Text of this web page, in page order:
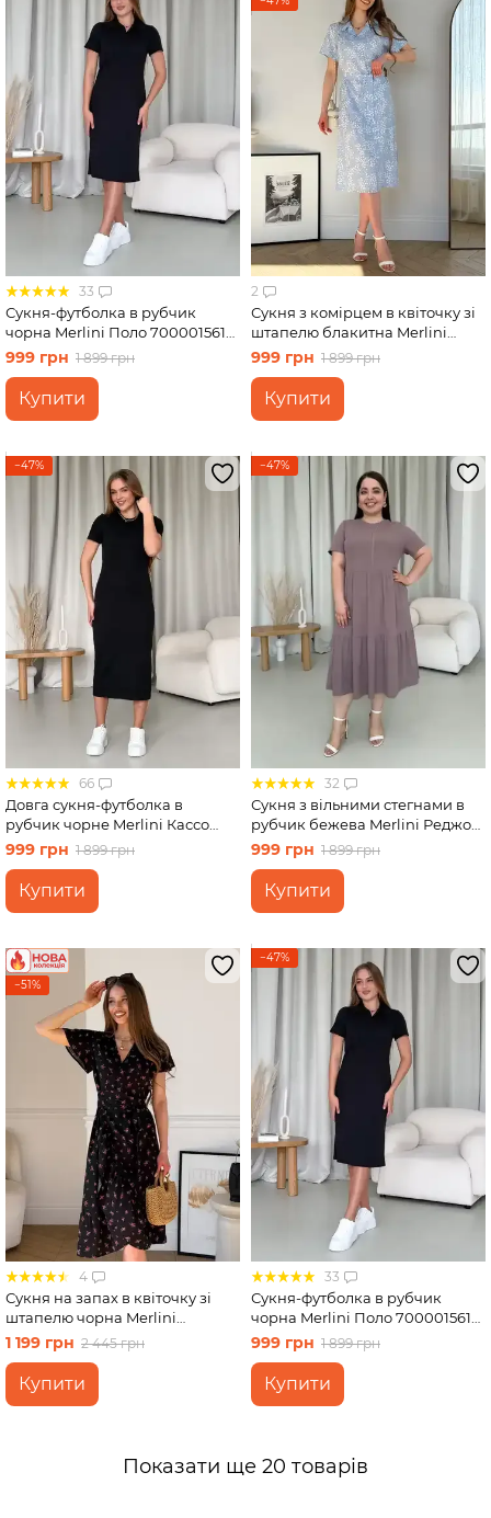
33
Сукня-футболка в рубчик
чорна Merlini Поло 700001561
розмір L-XL
999 грн 1 899 грн
Купити
2
Сукня з комірцем в квіточку зі
штапелю блакитна Merlini
Тарпи 700002222 розмір 2XL-
999 грн 1 899 грн
Купити
−47%
66
Довга сукня-футболка в
рубчик чорне Merlini Кассо
700000121 розмір 42-44 (S-M)
999 грн 1 899 грн
Купити
−47%
32
Сукня з вільними стегнами в
рубчик бежева Merlini Реджо
700001582 розмір 2XL-3XL
999 грн 1 899 грн
Купити
−51%
4
Сукня на запах в квіточку зі
штапелю чорна Merlini
Віченца 700002201 розмір S-M
1 199 грн 2 445 грн
Купити
−47%
33
Сукня-футболка в рубчик
чорна Merlini Поло 700001561
розмір S-M
999 грн 1 899 грн
Купити
Показати ще 20 товарів